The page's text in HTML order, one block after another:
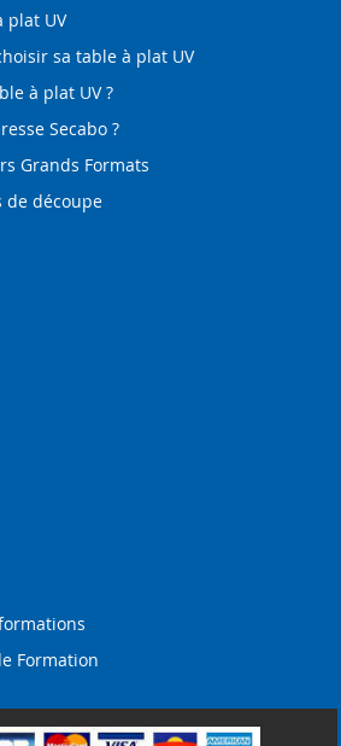
plat UV
sa table à plat UV
à plat UV ?
Secabo ?
Grands Formats
de découpe
Formation